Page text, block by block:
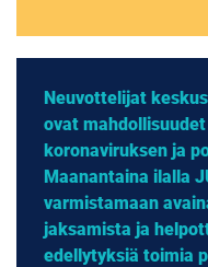
Neuvottelijat
ovat
koronaviruksen ja
Maanantaina ilalla
varmistamaan
jaksamista ja
edellytyksiä toimia